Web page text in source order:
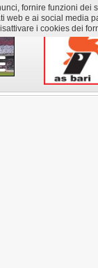
fornire funzioni
web e ai social media
i cookies dei